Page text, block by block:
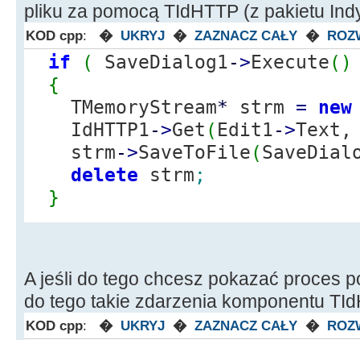
pliku za pomocą TIdHTTP (z pakietu
KOD cpp: � UKRYJ � ZAZNACZ CAŁY �
if ( SaveDialog1->Execute( )
{
TMemoryStream* strm = new
IdHTTP1->Get ( Edit1->Text,
strm->SaveToFile(
delete strm ;
}
A jeśli do tego chcesz pokazać proces
do tego takie zdarzenia komponentu
KOD cpp: � UKRYJ � ZAZNACZ CAŁY �